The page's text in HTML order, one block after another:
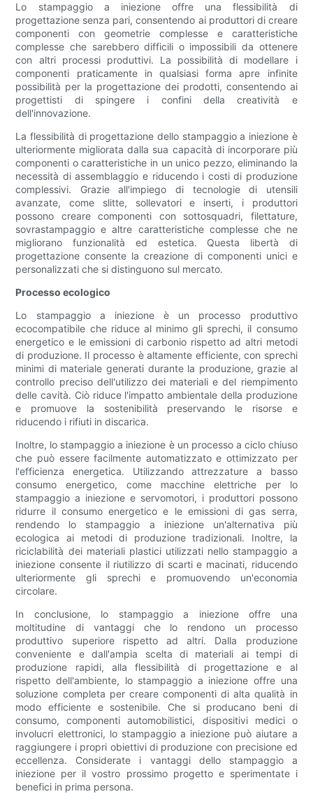
Lo stampaggio a iniezione offre una flessibilità di
progettazione senza pari, consentendo ai produttori di creare
componenti con geometrie complesse e caratteristiche
complesse che sarebbero difficili o impossibili da ottenere
con altri processi produttivi. La possibilità di modellare i
componenti praticamente in qualsiasi forma apre infinite
possibilità per la progettazione dei prodotti, consentendo ai
progettisti di spingere i confini della creatività e
dell'innovazione.
La flessibilità di progettazione dello stampaggio a iniezione è
ulteriormente migliorata dalla sua capacità di incorporare più
componenti o caratteristiche in un unico pezzo, eliminando la
necessità di assemblaggio e riducendo i costi di produzione
complessivi. Grazie all'impiego di tecnologie di utensili
avanzate, come slitte, sollevatori e inserti, i produttori
possono creare componenti con sottosquadri, filettature,
sovrastampaggio e altre caratteristiche complesse che ne
migliorano funzionalità ed estetica. Questa libertà di
progettazione consente la creazione di componenti unici e
personalizzati che si distinguono sul mercato.
Processo ecologico
Lo stampaggio a iniezione è un processo produttivo
ecocompatibile che riduce al minimo gli sprechi, il consumo
energetico e le emissioni di carbonio rispetto ad altri metodi
di produzione. Il processo è altamente efficiente, con sprechi
minimi di materiale generati durante la produzione, grazie al
controllo preciso dell'utilizzo dei materiali e del riempimento
delle cavità. Ciò riduce l'impatto ambientale della produzione
e promuove la sostenibilità preservando le risorse e
riducendo i rifiuti in discarica.
Inoltre, lo stampaggio a iniezione è un processo a ciclo chiuso
che può essere facilmente automatizzato e ottimizzato per
l'efficienza energetica. Utilizzando attrezzature a basso
consumo energetico, come macchine elettriche per lo
stampaggio a iniezione e servomotori, i produttori possono
ridurre il consumo energetico e le emissioni di gas serra,
rendendo lo stampaggio a iniezione un'alternativa più
ecologica ai metodi di produzione tradizionali. Inoltre, la
riciclabilità dei materiali plastici utilizzati nello stampaggio a
iniezione consente il riutilizzo di scarti e macinati, riducendo
ulteriormente gli sprechi e promuovendo un'economia
circolare.
In conclusione, lo stampaggio a iniezione offre una
moltitudine di vantaggi che lo rendono un processo
produttivo superiore rispetto ad altri. Dalla produzione
conveniente e dall'ampia scelta di materiali ai tempi di
produzione rapidi, alla flessibilità di progettazione e al
rispetto dell'ambiente, lo stampaggio a iniezione offre una
soluzione completa per creare componenti di alta qualità in
modo efficiente e sostenibile. Che si producano beni di
consumo, componenti automobilistici, dispositivi medici o
involucri elettronici, lo stampaggio a iniezione può aiutare a
raggiungere i propri obiettivi di produzione con precisione ed
eccellenza. Considerate i vantaggi dello stampaggio a
iniezione per il vostro prossimo progetto e sperimentate i
benefici in prima persona.